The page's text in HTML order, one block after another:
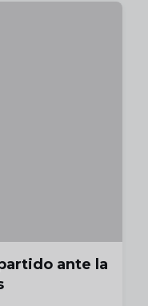
ante la